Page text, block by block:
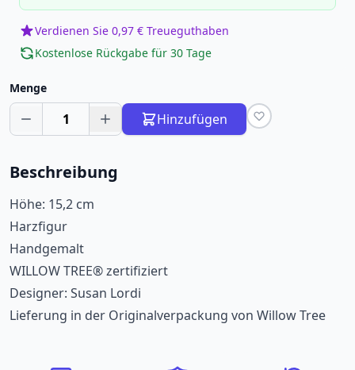
Verdienen Sie 0,97 € Treueguthaben
Kostenlose Rückgabe für 30 Tage
Menge
1 Hinzufügen
Beschreibung
Höhe: 15,2 cm
Harzfigur
Handgemalt
WILLOW TREE® zertifiziert
Designer: Susan Lordi
Lieferung in der Originalverpackung von Willow Tree